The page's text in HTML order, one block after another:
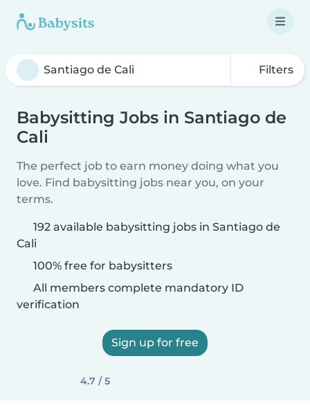
Filters
Babysitting Jobs in Santiago de
Cali
The perfect job to earn money doing what you
love. Find babysitting jobs near you, on your
terms.
192 available babysitting jobs in Santiago de
Cali
100% free for babysitters
All members complete mandatory ID
verification
Sign up for free
4.7 / 5